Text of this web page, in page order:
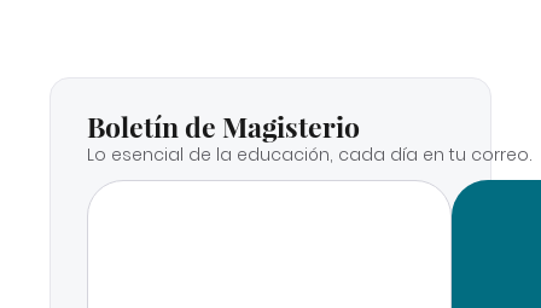
Boletín de Magisterio
Lo esencial de la educación, cada día en tu correo.